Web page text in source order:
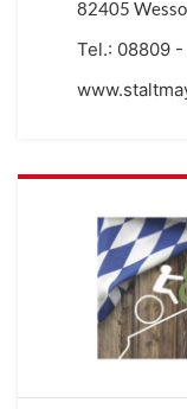
82405
Tel.: 08809